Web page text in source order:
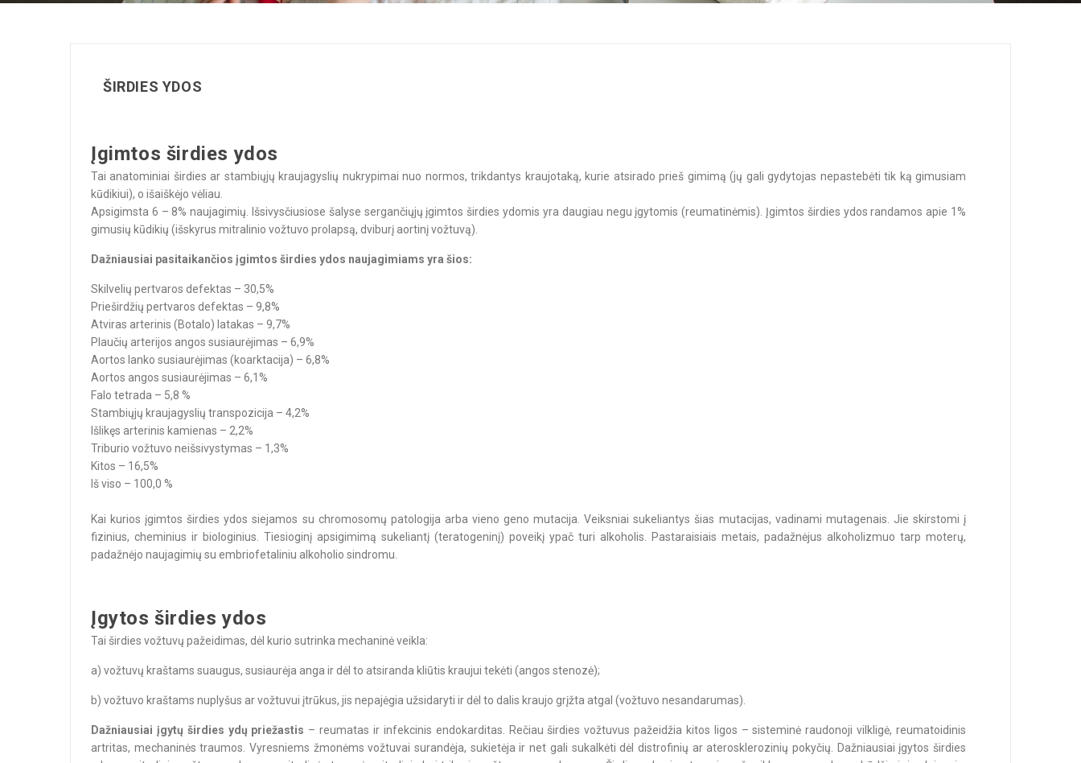
VAIZDO ĮRAŠAI
ŠIRDIES YDOS
Įgimtos širdies ydos
Tai anatominiai širdies ar stambiųjų kraujagyslių nukrypimai nuo normos, trikdantys kraujotaką, kurie atsirado prieš gimimą (jų gali gydytojas nepastebėti tik ką gimusiam
kūdikiui), o išaiškėjo vėliau.
Apsigimsta 6 – 8% naujagimių. Išsivysčiusiose šalyse sergančiųjų įgimtos širdies ydomis yra daugiau negu įgytomis (reumatinėmis). Įgimtos širdies ydos randamos apie 1%
gimusių kūdikių (išskyrus mitralinio vožtuvo prolapsą, dviburį aortinį vožtuvą).
Dažniausiai pasitaikančios įgimtos širdies ydos naujagimiams yra šios:
Skilvelių pertvaros defektas – 30,5%
Prieširdžių pertvaros defektas – 9,8%
Atviras arterinis (Botalo) latakas – 9,7%
Plaučių arterijos angos susiaurėjimas – 6,9%
Aortos lanko susiaurėjimas (koarktacija) – 6,8%
Aortos angos susiaurėjimas – 6,1%
Falo tetrada – 5,8 %
Stambiųjų kraujagyslių transpozicija – 4,2%
Išlikęs arterinis kamienas – 2,2%
Triburio vožtuvo neišsivystymas – 1,3%
Kitos – 16,5%
Iš viso – 100,0 %
Kai kurios įgimtos širdies ydos siejamos su chromosomų patologija arba vieno geno mutacija. Veiksniai sukeliantys šias mutacijas, vadinami mutagenais. Jie skirstomi į
fizinius, cheminius ir biologinius. Tiesioginį apsigimimą sukeliantį (teratogeninį) poveikį ypač turi alkoholis. Pastaraisiais metais, padažnėjus alkoholizmuo tarp moterų,
padažnėjo naujagimių su embriofetaliniu alkoholio sindromu.
Įgytos širdies ydos
Tai širdies vožtuvų pažeidimas, dėl kurio sutrinka mechaninė veikla:
a) vožtuvų kraštams suaugus, susiaurėja anga ir dėl to atsiranda kliūtis kraujui tekėti (angos stenozė);
b) vožtuvo kraštams nuplyšus ar vožtuvui įtrūkus, jis nepajėgia užsidaryti ir dėl to dalis kraujo grįžta atgal (vožtuvo nesandarumas).
Dažniausiai įgytų širdies ydų priežastis – reumatas ir infekcinis endokarditas. Rečiau širdies vožtuvus pažeidžia kitos ligos – sisteminė raudonoji vilkligė, reumatoidinis
artritas, mechaninės traumos. Vyresniems žmonėms vožtuvai surandėja, sukietėja ir net gali sukalkėti dėl distrofinių ar aterosklerozinių pokyčių. Dažniausiai įgytos širdies